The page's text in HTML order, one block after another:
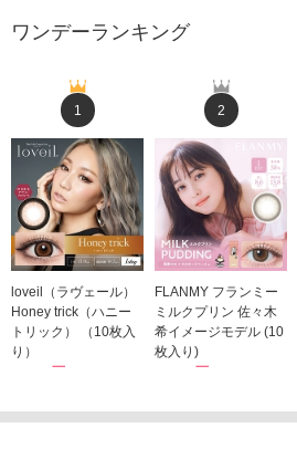
ワンデーランキング
1
loveil（ラヴェール）
Honey trick（ハニー
トリック） （10枚入
り）
1,760円
2
FLANMY フランミー
ミルクプリン 佐々木
希イメージモデル (10
枚入り)
1,815円